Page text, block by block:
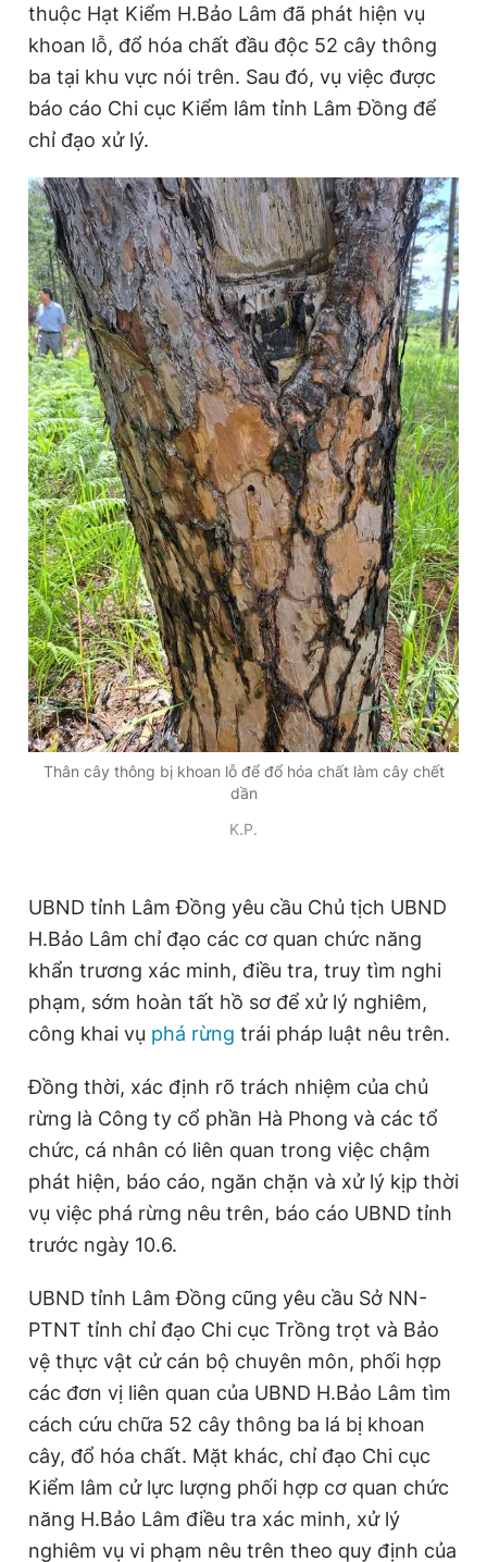
thuộc Hạt Kiểm H.Bảo Lâm đã phát hiện vụ
khoan lỗ, đổ hóa chất đầu độc 52 cây thông
ba tại khu vực nói trên. Sau đó, vụ việc được
báo cáo Chi cục Kiểm lâm tỉnh Lâm Đồng để
chỉ đạo xử lý.
Thân cây thông bị khoan lỗ để đổ hóa chất làm cây chết
dần
K.P.
UBND tỉnh Lâm Đồng yêu cầu Chủ tịch UBND
H.Bảo Lâm chỉ đạo các cơ quan chức năng
khẩn trương xác minh, điều tra, truy tìm nghi
phạm, sớm hoàn tất hồ sơ để xử lý nghiêm,
công khai vụ phá rừng trái pháp luật nêu trên.
Đồng thời, xác định rõ trách nhiệm của chủ
rừng là Công ty cổ phần Hà Phong và các tổ
chức, cá nhân có liên quan trong việc chậm
phát hiện, báo cáo, ngăn chặn và xử lý kịp thời
vụ việc phá rừng nêu trên, báo cáo UBND tỉnh
trước ngày 10.6.
UBND tỉnh Lâm Đồng cũng yêu cầu Sở NN-
PTNT tỉnh chỉ đạo Chi cục Trồng trọt và Bảo
vệ thực vật cử cán bộ chuyên môn, phối hợp
các đơn vị liên quan của UBND H.Bảo Lâm tìm
cách cứu chữa 52 cây thông ba lá bị khoan
cây, đổ hóa chất. Mặt khác, chỉ đạo Chi cục
Kiểm lâm cử lực lượng phối hợp cơ quan chức
năng H.Bảo Lâm điều tra xác minh, xử lý
nghiêm vụ vi phạm nêu trên theo quy định của